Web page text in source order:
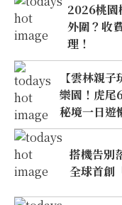
2026桃園
外圍？收
理！
【雲林親
樂園！虎尾
秘境一日遊
搭機告別
全球首創